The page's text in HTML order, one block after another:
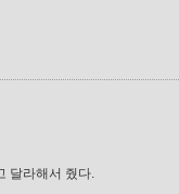
달라해서 줬다.